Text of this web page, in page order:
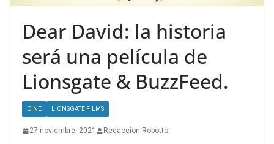
Dear David: la historia
será una película de
Lionsgate & BuzzFeed.
CINE LIONSGATE FILMS
27 noviembre, 2021 Redaccion Robotto